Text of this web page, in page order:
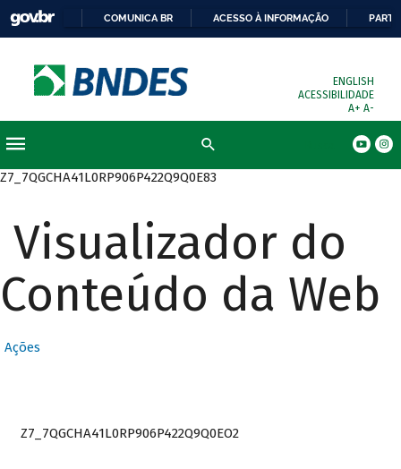
COMUNICA BR ACESSO À INFORMAÇÃO
ENGLISH
ACESSIBILIDADE
A+ A-
Z7_7QGCHA41L0RP906P422Q9Q0E83
Visualizador do
Conteúdo da Web
Ações
Z7_7QGCHA41L0RP906P422Q9Q0EO2